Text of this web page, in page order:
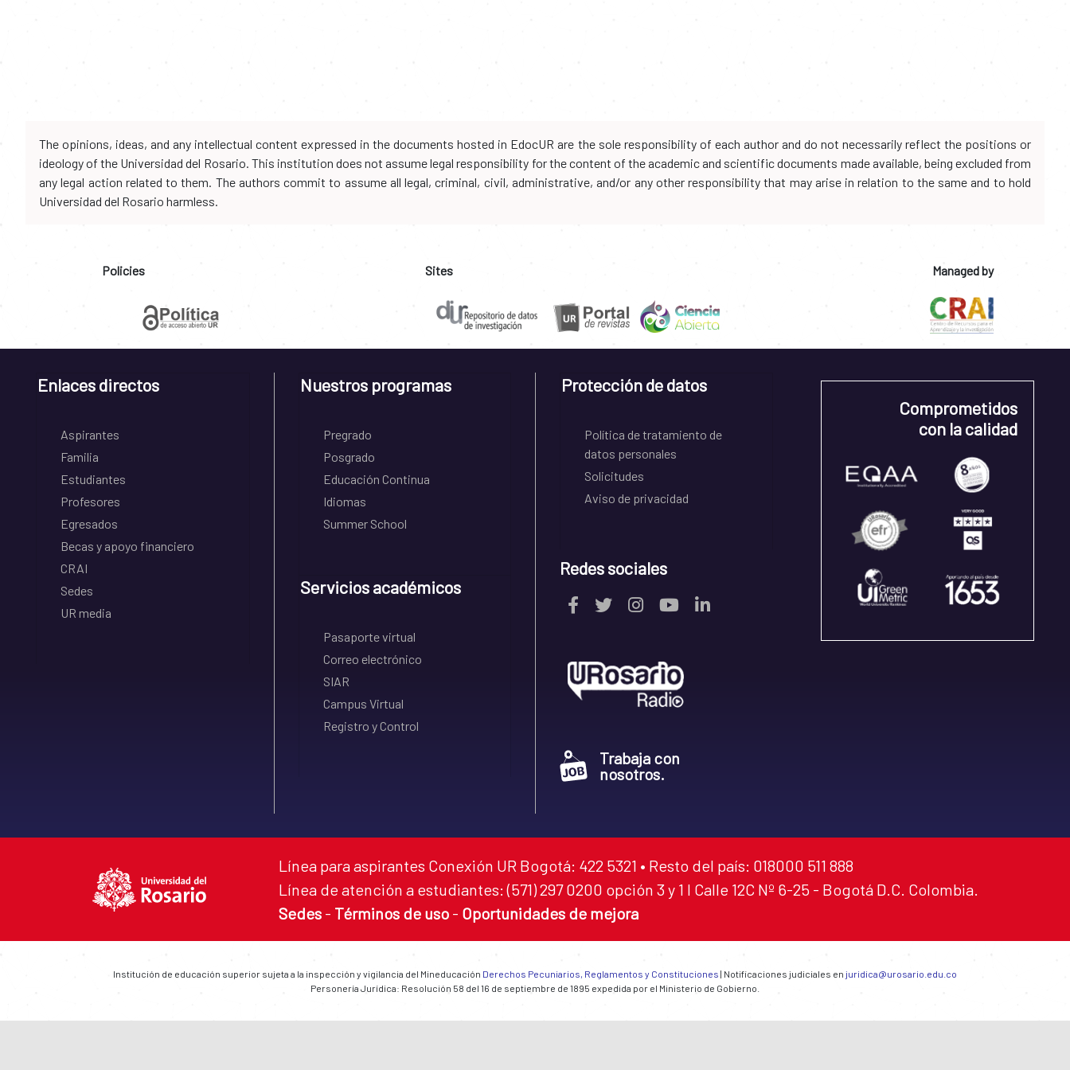
The opinions, ideas, and any intellectual content expressed in the documents hosted in EdocUR are the sole responsibility of each author and do not necessarily reflect the positions or
ideology of the Universidad del Rosario. This institution does not assume legal responsibility for the content of the academic and scientific documents made available, being excluded from
any legal action related to them. The authors commit to assume all legal, criminal, civil, administrative, and/or any other responsibility that may arise in relation to the same and to hold
Universidad del Rosario harmless.
Policies Sites Managed by
Enlaces directos
Aspirantes
Familia
Estudiantes
Profesores
Egresados
Becas y apoyo financiero
CRAI
Sedes
UR media
Nuestros programas
Pregrado
Posgrado
Educación Continua
Idiomas
Summer School
Servicios académicos
Pasaporte virtual
Correo electrónico
SIAR
Campus Virtual
Registro y Control
Protección de datos
Política de tratamiento de
datos personales
Solicitudes
Aviso de privacidad
Redes sociales
Trabaja con
nosotros.
Comprometidos
con la calidad
Línea para aspirantes Conexión UR Bogotá: 422 5321 • Resto del país: 018000 511 888
Línea de atención a estudiantes: (571) 297 0200 opción 3 y 1 I Calle 12C Nº 6-25 - Bogotá D.C. Colombia.
Sedes - Términos de uso - Oportunidades de mejora
Institución de educación superior sujeta a la inspección y vigilancia del Mineducación Derechos Pecuniarios, Reglamentos y Constituciones | Notificaciones judiciales en juridica@urosario.edu.co
Personería Jurídica: Resolución 58 del 16 de septiembre de 1895 expedida por el Ministerio de Gobierno.